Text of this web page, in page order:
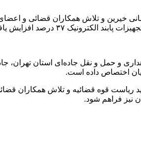
سال تاکنون، بیش از ۱۸۵۰ زندانی با کمک ۲۰۰ میلیارد
و حمل و نقل جاده‌ای استان تهران،
اختصاص داده است.
نیز فراهم شود.